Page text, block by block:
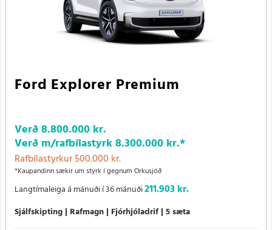
Ford Explorer Premium
Verð8.800.000 kr.
Verð m/rafbílastyrk8.300.000 kr.*
Rafbílastyrkur 500.000 kr.
*Kaupandinn sækir um styrk í gegnum Orkusjóð
Langtímaleiga á mánuði í 36 mánuði211.903 kr.
Sjálfskipting Rafmagn Fjórhjóladrif 5 sæta